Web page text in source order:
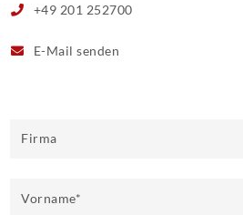
+49 201 252700
E-Mailsenden
Firma
Vorname*